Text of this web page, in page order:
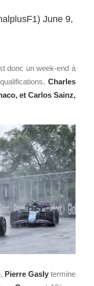
June 9,
donc un week-end à
Charles
, et Carlos Sainz,
Pierre Gaslytermine